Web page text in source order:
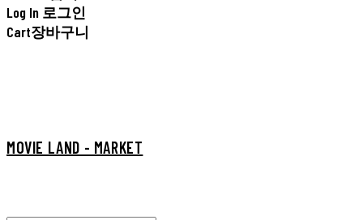
Log In 로그인
Cart장바구니
MOVIE LAND - MARKET